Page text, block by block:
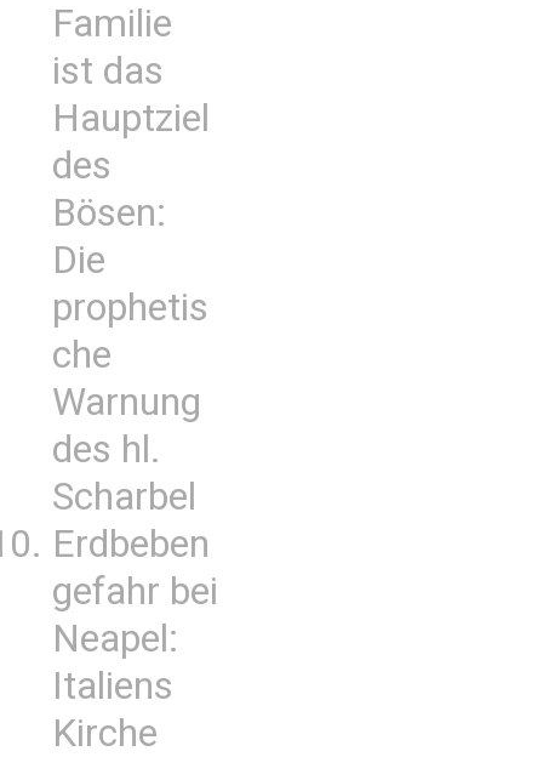
Familie
ist das
Hauptziel
des
Bösen:
Die
prophetis
che
Warnung
des hl.
Scharbel
Erdbeben
gefahr bei
Neapel:
Italiens
Kirche